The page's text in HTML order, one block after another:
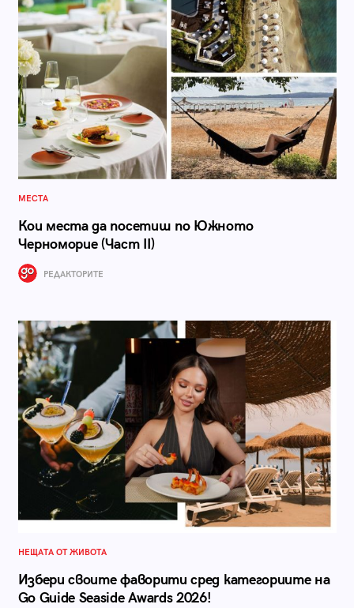
МЕСТА
Кои места да посетиш по Южното
Черноморие (Част II)
РЕДАКТОРИТЕ
НЕЩАТА ОТ ЖИВОТА
Избери своите фаворити сред категориите на
Go Guide Seaside Awards 2026!